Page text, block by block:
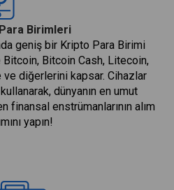
Birimleri
geniş bir Kripto Para Birimi
Bitcoin Cash, Litecoin,
ve diğerlerini kapsar. Cihazlar
dünyanın en umut
finansal enstrümanlarının alım
yapın!